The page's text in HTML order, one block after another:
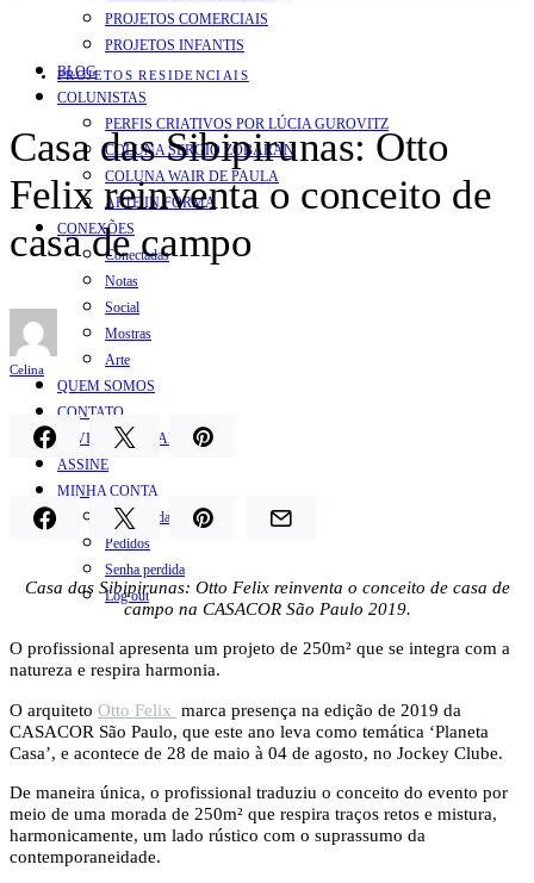
PROJETOS COMERCIAIS
PROJETOS INFANTIS
BLOG
COLUNISTAS
PERFIS CRIATIVOS POR LÚCIA GUROVITZ
COLUNA SERGIO ZOBARAN
COLUNA WAIR DE PAULA
ARTE.IN.FORMA
CONEXÕES
Conectadas
Notas
Social
Mostras
Arte
QUEM SOMOS
CONTATO
REVISTA DIGITAL
ASSINE
MINHA CONTA
Detalhes da conta
Pedidos
Senha perdida
Log out
PROJETOS RESIDENCIAIS
Casa das Sibipirunas: Otto
Felix reinventa o conceito de
casa de campo
Celina
Casa das Sibipirunas: Otto Felix reinventa o conceito de casa de
campo na CASACOR São Paulo 2019.
O profissional apresenta um projeto de 250m² que se integra com a
natureza e respira harmonia.
O arquiteto Otto Felix marca presença na edição de 2019 da
CASACOR São Paulo, que este ano leva como temática ‘Planeta
Casa’, e acontece de 28 de maio à 04 de agosto, no Jockey Clube.
De maneira única, o profissional traduziu o conceito do evento por
meio de uma morada de 250m² que respira traços retos e mistura,
harmonicamente, um lado rústico com o suprassumo da
contemporaneidade.